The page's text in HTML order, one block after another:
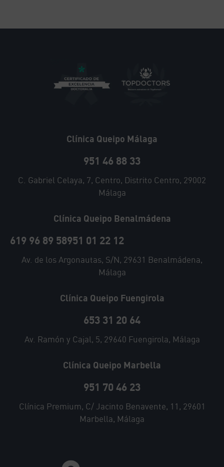
Clínica Queipo Málaga
951 46 88 33
C. Gabriel Celaya, 7, Centro, Distrito Centro, 29002
Málaga
Clínica Queipo Benalmádena
619 96 89 58951 01 22 12
Av. de los Argonautas, S/N, 29631 Benalmádena,
Málaga
Clínica Queipo Fuengirola
653 31 20 64
Av. Ramón y Cajal, 5, 29640 Fuengirola, Málaga
Clínica Queipo Marbella
951 70 46 23
Clínica Premium, C/ Jacinto Benavente, 11, 29601
Marbella, Málaga